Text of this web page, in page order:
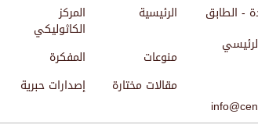
- الطابق الرئيسية المركز
الكاثوليكي
منوعات المفكرة
مقالات مختارة
إصدارات حبرية